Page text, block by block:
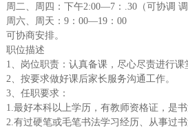
周二、周四：下午2:00—7：.30（可协调 调
周六、周天：9：00—19：00
可协商安排。
职位描述
1、岗位职责：认真备课，尽心尽责进行
2、按要求做好课后家长服务沟通工作。
3、任职要求：
1.最好本科以上学历，有教师资格证，是书
2.有过硬笔或毛笔书法学习经历、从事过